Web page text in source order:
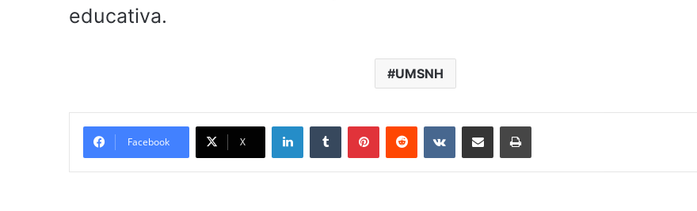
educativa.
UMSNH
Facebook X
LinkedInTumblr PinterestReddit VKontakteCompartir por correo electrónicoImprimir